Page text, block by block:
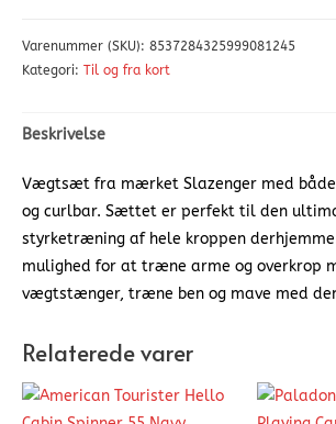
Varenummer (SKU): 8537284325999081245
Kategori: Til og fra kort
Beskrivelse
Vægtsæt fra mærket Slazenger med
og curlbar. Sættet er perfekt til den
styrketræning af hele kroppen
mulighed for at træne arme og overkrop
vægtstænger, træne ben og mave med
Relaterede varer